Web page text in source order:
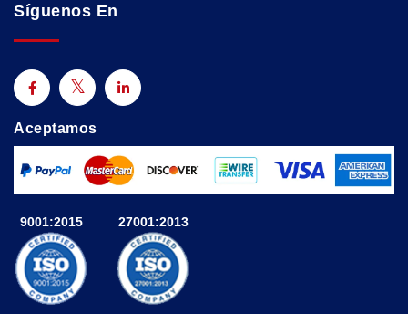
Síguenos En
Aceptamos
9001:2015 27001:2013